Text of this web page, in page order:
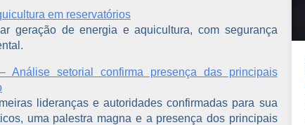
em reservatórios
geração de energia e aquicultura, com segurança
Análise setorial confirma presença das principais
lideranças e autoridades confirmadas para sua
uma palestra magna e a presença dos principais